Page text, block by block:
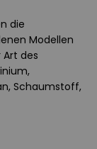
die
Modellen
des
Schaumstoff,